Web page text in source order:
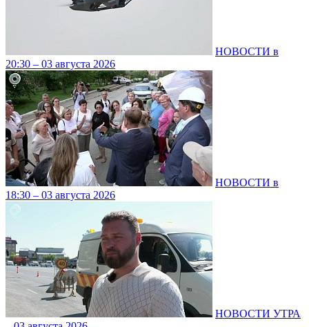
НОВОСТИ в
20:30 – 03 августа 2026
НОВОСТИ в
18:30 – 03 августа 2026
НОВОСТИ УТРА